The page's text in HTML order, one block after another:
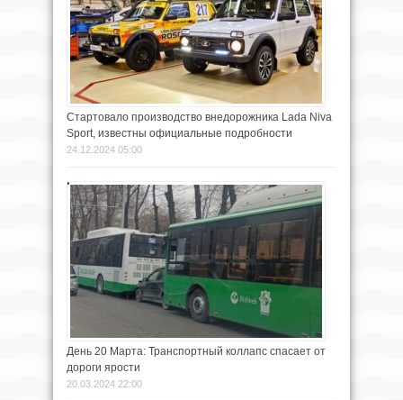
Стартовало производство внедорожника Lada Niva
Sport, известны официальные подробности
24.12.2024 05:00
День 20 Марта: Транспортный коллапс спасает от
дороги ярости
20.03.2024 22:00